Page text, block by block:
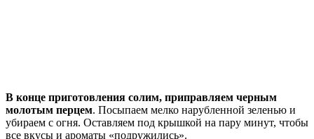
В конце приготовления солим, приправляем черным
молотым перцем. Посыпаем мелко нарубленной зеленью и
убираем с огня. Оставляем под крышкой на пару минут, чтобы
все вкусы и ароматы «подружились».